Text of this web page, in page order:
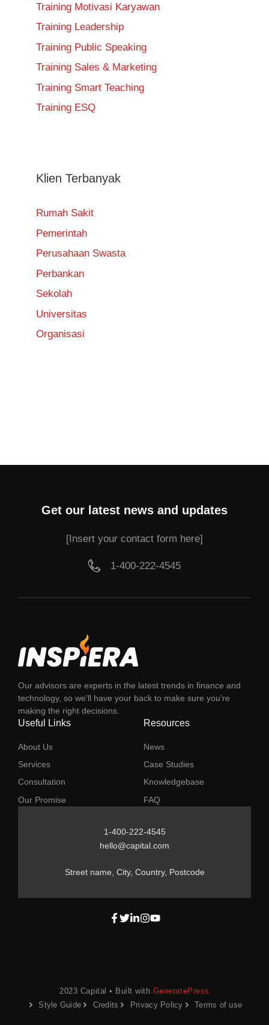
Training Motivasi Karyawan
Training Leadership
Training Public Speaking
Training Sales & Marketing
Training Smart Teaching
Training ESQ
Klien Terbanyak
Rumah Sakit
Pemerintah
Perusahaan Swasta
Perbankan
Sekolah
Universitas
Organisasi
Get our latest news and updates
[Insert your contact form here]
1-400-222-4545
Our advisors are experts in the latest trends in finance and
technology, so we'll have your back to make sure you're
making the right decisions.
Useful Links
About Us
Services
Consultation
Our Promise
Resources
News
Case Studies
Knowledgebase
FAQ
1-400-222-4545
hello@capital.com
Street name, City, Country, Postcode
2023 Capital • Built with GeneratePress
Style Guide
Credits Privacy Policy Terms of use